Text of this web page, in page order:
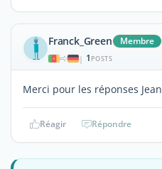
Franck_Green Membre
| 1 POSTS
Merci pour les réponses
Réagir Répondre